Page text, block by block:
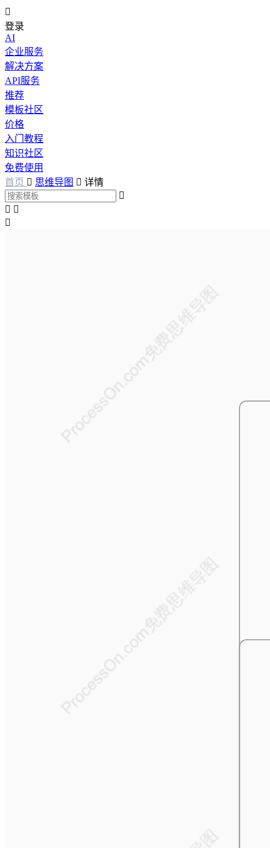

登录
AI
企业服务
解决方案
API服务
推荐
模板社区
价格
入门教程
知识社区
免费使用
首页  思维导图  详情

 
